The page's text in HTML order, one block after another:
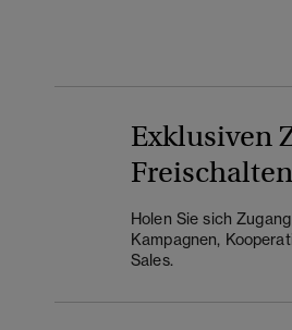
Exklusiven
Freischalten
Holen Sie sich
Kampagnen,
Sales.